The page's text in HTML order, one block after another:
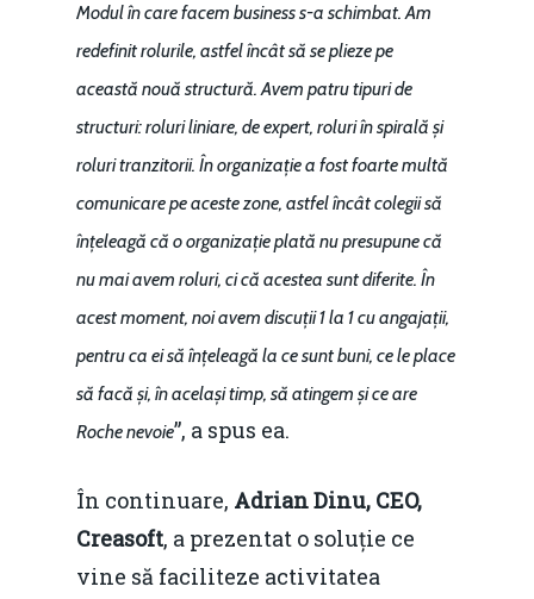
Modul în care facem business s-a schimbat. Am
redefinit rolurile, astfel încât să se plieze pe
această nouă structură. Avem patru tipuri de
structuri: roluri liniare, de expert, roluri în spirală și
roluri tranzitorii. În organizație a fost foarte multă
comunicare pe aceste zone, astfel încât colegii să
înțeleagă că o organizație plată nu presupune că
nu mai avem roluri, ci că acestea sunt diferite. În
acest moment, noi avem discuții 1 la 1 cu angajații,
pentru ca ei să înțeleagă la ce sunt buni, ce le place
să facă și, în același timp, să atingem și ce are
Roche nevoie”, a spus ea.
În continuare, Adrian Dinu, CEO,
Creasoft, a prezentat o soluție ce
vine să faciliteze activitatea